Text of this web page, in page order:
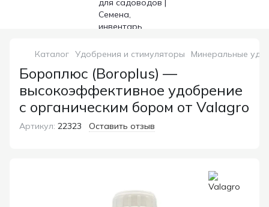
Каталог Удобрения и стимуляторы Минеральные
Бороплюс (Boroplus) —
высокоэффективное удобрение
с органическим бором от Valagro
Артикул: 22323 Оставить отзыв